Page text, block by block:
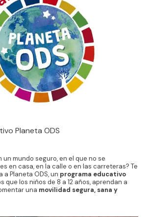
Planeta ODS
un mundo seguro, en el que no se
en casa, en la calle o en las carreteras? Te
a Planeta ODS, un programa educativo
que los niños de 8 a 12 años, aprendan a
una movilidad segura, sana y